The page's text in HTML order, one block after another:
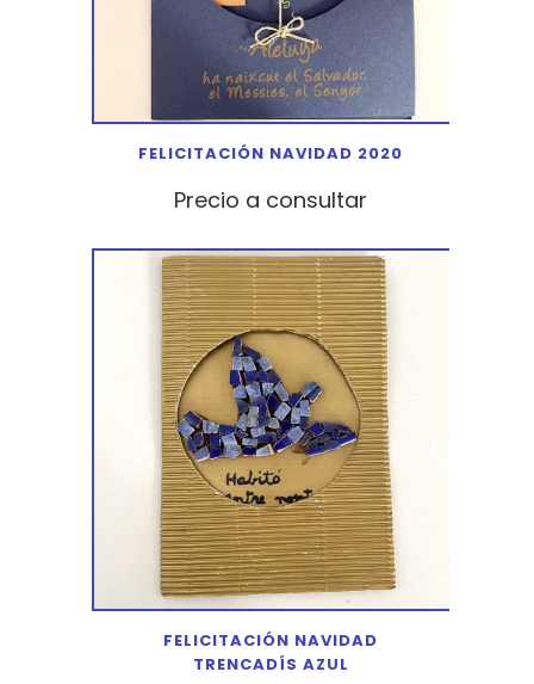
FELICITACIÓN NAVIDAD 2020
Precio a consultar
FELICITACIÓN NAVIDAD
TRENCADÍS AZUL